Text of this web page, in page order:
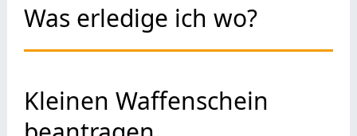
Was erledige ich wo?
Kleinen Waffenschein